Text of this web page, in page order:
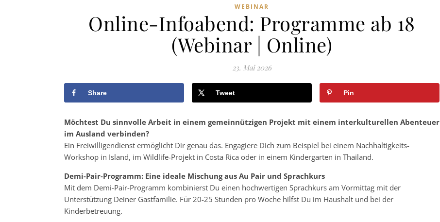
WEBINAR
Online-Infoabend: Programme ab 18
(Webinar | Online)
23. Mai 2026
Share Tweet Pin
Möchtest Du sinnvolle Arbeit in einem gemeinnützigen Projekt mit einem interkulturellen Abenteuer
im Ausland verbinden?
Ein Freiwilligendienst ermöglicht Dir genau das. Engagiere Dich zum Beispiel bei einem Nachhaltigkeits-
Workshop in Island, im Wildlife-Projekt in Costa Rica oder in einem Kindergarten in Thailand.
Demi-Pair-Programm: Eine ideale Mischung aus Au Pair und Sprachkurs
Mit dem Demi-Pair-Programm kombinierst Du einen hochwertigen Sprachkurs am Vormittag mit der
Unterstützung Deiner Gastfamilie. Für 20-25 Stunden pro Woche hilfst Du im Haushalt und bei der
Kinderbetreuung.